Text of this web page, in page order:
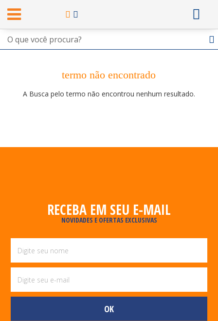
termo não encontrado
A Busca pelo termo não encontrou nenhum resultado.
RECEBA EM SEU E-MAIL
NOVIDADES E OFERTAS EXCLUSIVAS